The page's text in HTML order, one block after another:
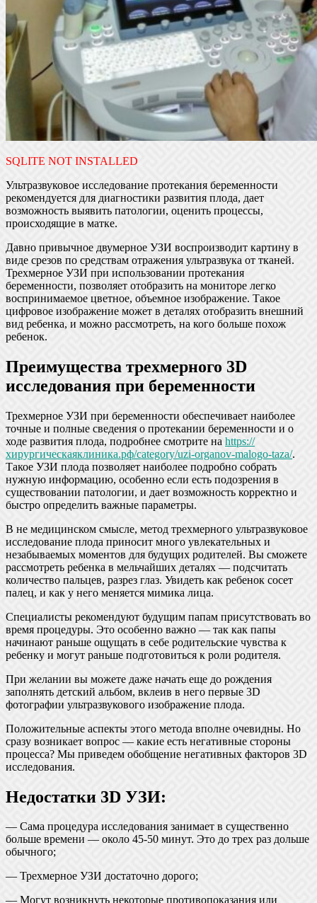
SQLITE NOT INSTALLED
Ультразвуковое исследование протекания беременности
рекомендуется для диагностики развития плода, дает
возможность выявить патологии, оценить процессы,
происходящие в матке.
Давно привычное двумерное УЗИ воспроизводит картину в
виде срезов по средствам отражения ультразвука от тканей.
Трехмерное УЗИ при использовании протекания
беременности, позволяет отобразить на мониторе легко
воспринимаемое цветное, объемное изображение. Такое
цифровое изображение может в деталях отобразить внешний
вид ребенка, и можно рассмотреть, на кого больше похож
ребенок.
Преимущества трехмерного 3D
исследования при беременности
Трехмерное УЗИ при беременности обеспечивает наиболее
точные и полные сведения о протекании беременности и о
ходе развития плода, подробнее смотрите на https://
хирургическаяклиника.рф/category/uzi-organov-malogo-taza/.
Такое УЗИ плода позволяет наиболее подробно собрать
нужную информацию, особенно если есть подозрения в
существовании патологии, и дает возможность корректно и
быстро определить важные параметры.
В не медицинском смысле, метод трехмерного ультразвуковое
исследование плода приносит много увлекательных и
незабываемых моментов для будущих родителей. Вы сможете
рассмотреть ребенка в мельчайших деталях — подсчитать
количество пальцев, разрез глаз. Увидеть как ребенок сосет
палец, и как у него меняется мимика лица.
Специалисты рекомендуют будущим папам присутствовать во
время процедуры. Это особенно важно — так как папы
начинают раньше ощущать в себе родительские чувства к
ребенку и могут раньше подготовиться к роли родителя.
При желании вы можете даже начать еще до рождения
заполнять детский альбом, вклеив в него первые 3D
фотографии ультразвукового изображение плода.
Положительные аспекты этого метода вполне очевидны. Но
сразу возникает вопрос — какие есть негативные стороны
процесса? Мы приведем обобщение негативных факторов 3D
исследования.
Недостатки 3D УЗИ:
— Сама процедура исследования занимает в существенно
больше времени — около 45-50 минут. Это до трех раз дольше
обычного;
— Трехмерное УЗИ достаточно дорого;
— Могут возникнуть некоторые противопоказания или